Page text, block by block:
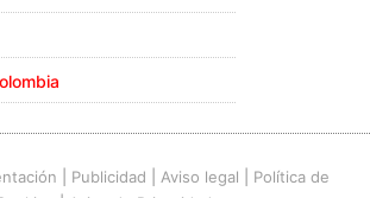
Publicidad Aviso legal
Política de